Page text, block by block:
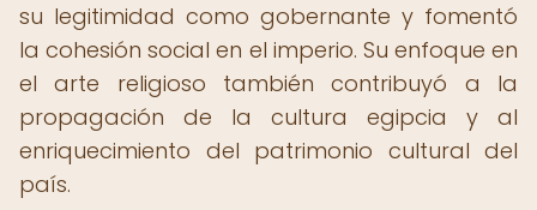
su legitimidad como gobernante y fomentó
la cohesión social en el imperio. Su enfoque en
el arte religioso también contribuyó a la
propagación de la cultura egipcia y al
enriquecimiento del patrimonio cultural del
país.